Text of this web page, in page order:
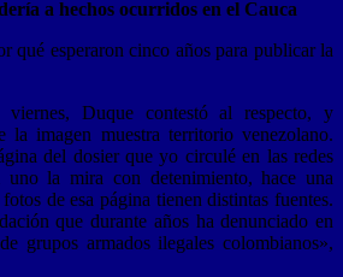
a hechos ocurridos en el Cauca
qué esperaron cinco años para publicar la
viernes, Duque contestó al respecto, y
la imagen muestra territorio venezolano.
del dosier que yo circulé en las redes
uno la mira con detenimiento, hace una
de esa página tienen distintas fuentes.
que durante años ha denunciado en
grupos armados ilegales colombianos»,